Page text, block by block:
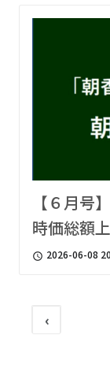
【６月号
時価総額
access_time 2026-06-08
‹